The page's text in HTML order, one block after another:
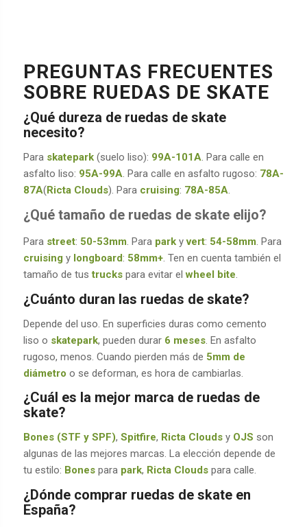
PREGUNTAS FRECUENTES
SOBRE RUEDAS DE SKATE
¿Qué dureza de ruedas de skate
necesito?
Para skatepark(suelo liso): 99A-101A. Para calle en
asfalto liso: 95A-99A. Para calle en asfalto rugoso: 78A-
87A(Ricta Clouds). Para cruising: 78A-85A.
¿Qué tamaño de ruedas de skate elijo?
Para street: 50-53mm. Para parkyvert: 54-58mm. Para
cruising y longboard: 58mm+. Ten en cuenta también el
tamaño de tustruckspara evitar elwheel bite.
¿Cuánto duran las ruedas de skate?
Depende del uso. En superficies duras como cemento
liso o skatepark, pueden durar 6 meses. En asfalto
rugoso, menos. Cuando pierden más de 5mm de
diámetro o se deforman, es hora de cambiarlas.
¿Cuál es la mejor marca de ruedas de
skate?
Bones (STF y SPF), Spitfire, Ricta Cloudsy OJS son
algunas de las mejores marcas. La elección depende de
tu estilo: Bonespara park, Ricta Cloudspara calle.
¿Dónde comprar ruedas de skate en
España?